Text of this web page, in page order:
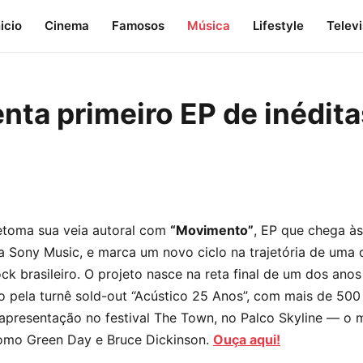
Cinema Famosos Música Lifestyle
primeiro EP de
sua veia autoral com “Movimento”, EP que chega
Sony Music, e marca um novo ciclo na trajetória de uma
brasileiro. O projeto nasce na reta final de um dos
pela turnê sold-out “Acústico 25 Anos”, com mais de
no festival The Town, no Palco Skyline — o
Green Day e Bruce Dickinson. Ouça aqui!